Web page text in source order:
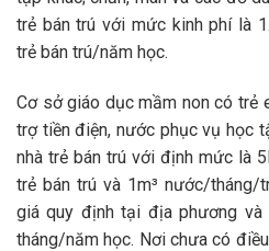
trẻ bán trú với mức kinh phí là
trẻ bán trú/năm học.
Cơ sở giáo dục mầm non có trẻ
trợ tiền điện, nước phục vụ học
nhà trẻ bán trú với định mức là
trẻ bán trú và 1m³ nước/tháng/
giá quy định tại địa phương
tháng/năm học. Nơi chưa có